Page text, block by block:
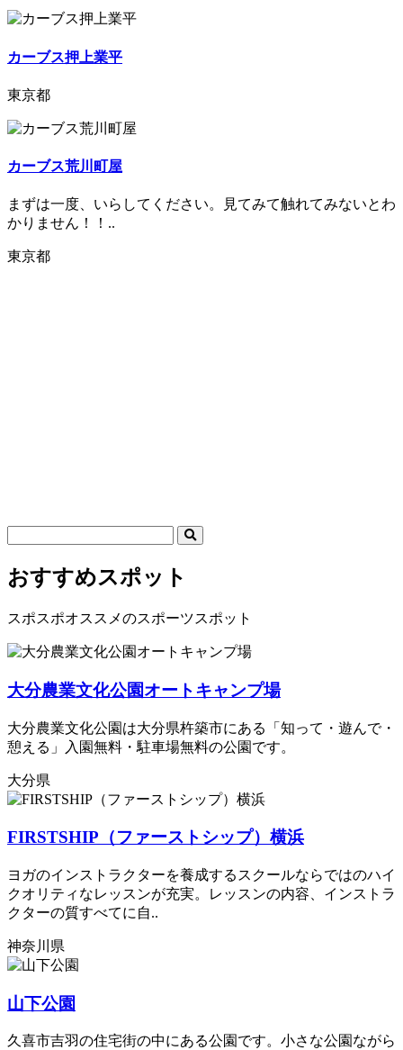
カーブス押上業平
東京都
カーブス荒川町屋
まずは一度、いらしてください。見てみて触れてみないとわ
かりません！！..
東京都
おすすめスポット
スポスポオススメのスポーツスポット
大分農業文化公園オートキャンプ場
大分農業文化公園は大分県杵築市にある「知って・遊んで・
憩える」入園無料・駐車場無料の公園です。
大分県
FIRSTSHIP（ファーストシップ）横浜
ヨガのインストラクターを養成するスクールならではのハイ
クオリティなレッスンが充実。レッスンの内容、インストラ
クターの質すべてに自..
神奈川県
山下公園
久喜市吉羽の住宅街の中にある公園です。小さな公園ながら